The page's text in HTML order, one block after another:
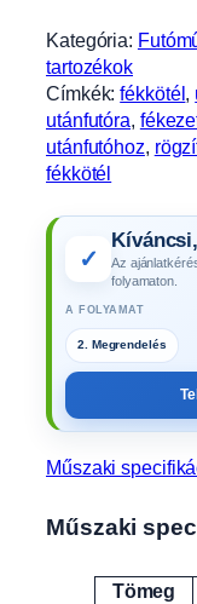
1
6
3
0
/
1
2
e
n
n
i
Kategória:
tartozékok
Címkék:fékkötél,
utánfutóra,
utánfutóhoz,
fékkötél
✓
Az
folyamaton.
A FOLYAMAT
Műszaki
Műszaki
Tömeg